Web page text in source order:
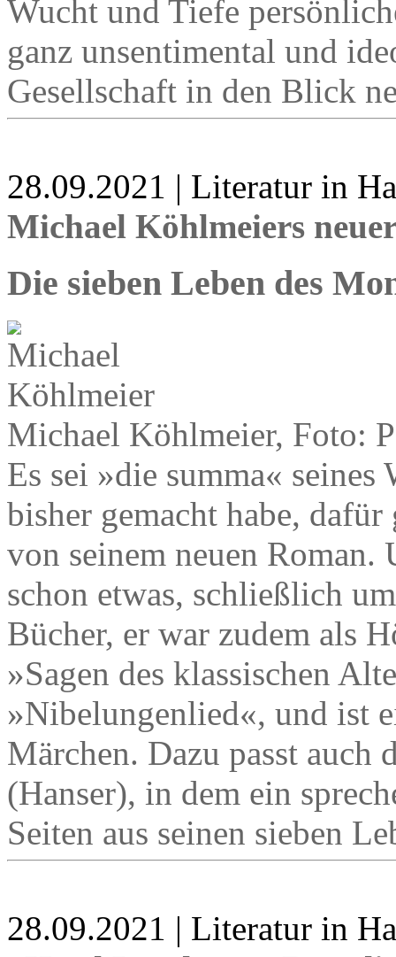
Wucht und Tiefe
ganz unsentimental und
Gesellschaft in den Blick
28.09.2021 | Literatur in
Michael Köhlmeiers
Die sieben Leben des
Michael Köhlmeier, Foto:
Es sei »die summa« seines
bisher gemacht habe,
von seinem neuen
schon etwas, schließlich
Bücher, er war zudem als
»Sagen des klassischen
»Nibelungenlied«, und ist
Märchen. Dazu passt auch
(Hanser), in dem ein
Seiten aus seinen sieben
28.09.2021 | Literatur in